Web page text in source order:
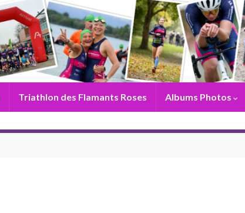
Triathlon des Flamants Roses Albums Photos